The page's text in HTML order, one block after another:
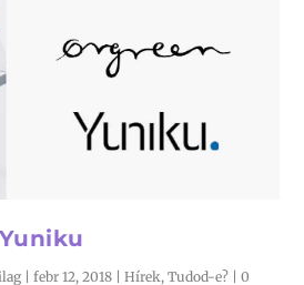
|febr 12, 2018 |Hírek,Tudod-e? |0